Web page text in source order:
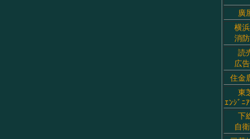
廣
横
消
読
広
住金
東
ｴﾝｼﾞﾆ
下
自